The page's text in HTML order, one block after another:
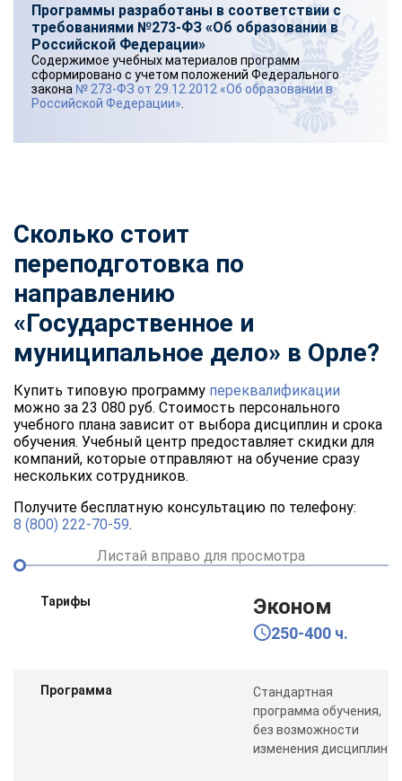
Программы разработаны в соответствии с
требованиями №273-ФЗ «Об образовании в
Российской Федерации»
Содержимое учебных материалов программ
сформировано с учетом положений Федерального
закона № 273-ФЗ от 29.12.2012 «Об образовании в
Российской Федерации»
Сколько стоит
переподготовка по
направлению
«Государственное и
муниципальное дело» в Орле?
Купить типовую программу переквалификации
можно за 23 080 руб. Стоимость персонального
учебного плана зависит от выбора дисциплин и срока
обучения. Учебный центр предоставляет скидки для
компаний, которые отправляют на обучение сразу
нескольких сотрудников.
Получите бесплатную консультацию по телефону:
8 (800) 222-70-59.
Листай вправо для просмотра
Тарифы Эконом
250-400 ч.
Программа
Стандартная
программа обучения,
без возможности
изменения дисциплин